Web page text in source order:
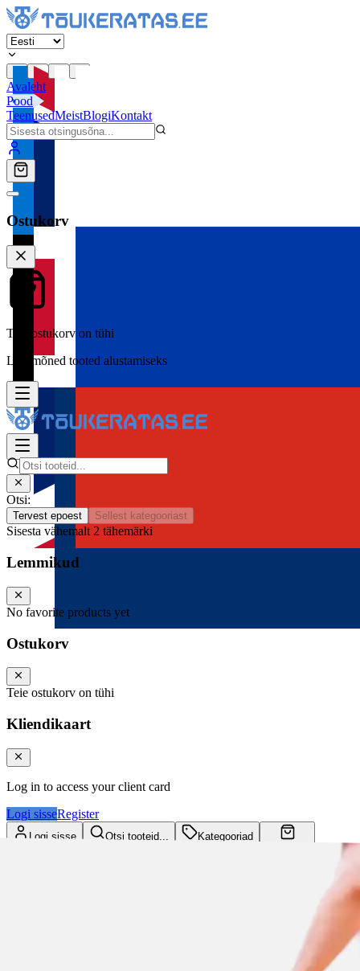
Avaleht
Pood
TeenusedMeistBlogiKontakt
Ostukorv
Teie ostukorv on tühi
Lisa mõned tooted alustamiseks
Otsi:
Tervest epoest Sellest kategooriast
Sisesta vähemalt 2 tähemärki
Lemmikud
No favorite products yet
Ostukorv
Teie ostukorv on tühi
Kliendikaart
Log in to access your client card
Logi sisseRegister
Logi sisse Otsi tooteid...
Kategooriad